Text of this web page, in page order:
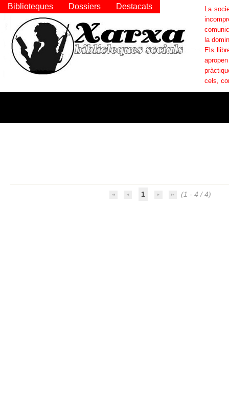
1 (1 - 4 / 4)
La
la
Els
cels,
Biblioteques Dossiers Destacats